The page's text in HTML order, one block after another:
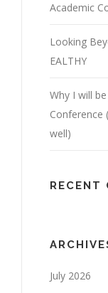
Academic
Looking
EALTHY
Why I will
Conference
well)
RECENT
July 2026